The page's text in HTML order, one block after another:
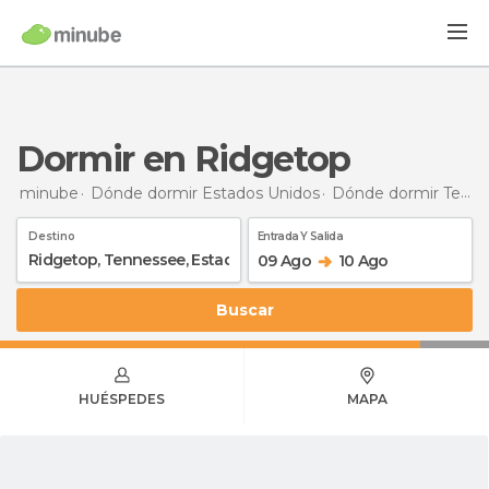
Dormir en Ridgetop
minube Dónde dormir Estados Unidos Dónde dormir Tennessee
Destino Entrada Y Salida
09 Ago 10 Ago
Buscar
HUÉSPEDES MAPA